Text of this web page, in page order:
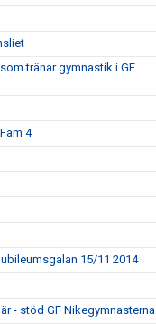
tränar gymnastik i GF
4
15/11 2014
- stöd GF Nikegymnasterna